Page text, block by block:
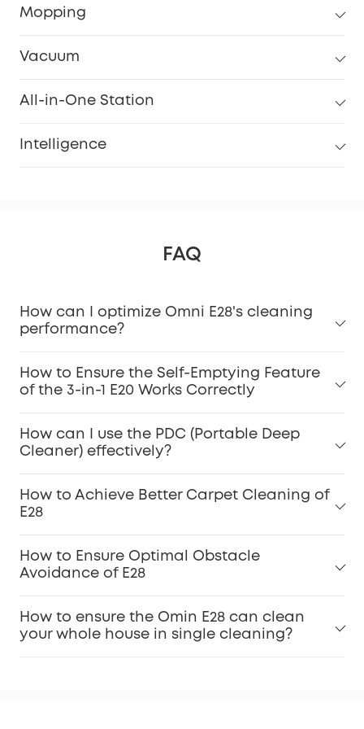
Mopping
Vacuum
All-in-One Station
Intelligence
FAQ
How can I optimize Omni E28's cleaning
performance?
Dirty Spot Cleaning:
Dirt Inspection:
Accessories Maintenance:
How to Ensure the Self-Emptying Feature
of the 3-in-1 E20 Works Correctly
How can I use the PDC (Portable Deep
Cleaner) effectively?
How to Achieve Better Carpet Cleaning of
E28
How to Ensure Optimal Obstacle
Avoidance of E28
How to ensure the Omin E28 can clean
your whole house in single cleaning?